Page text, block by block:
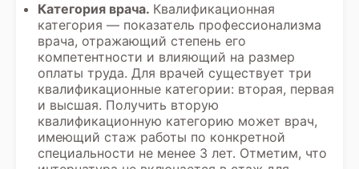
Категория врача. Квалификационная
категория — показатель профессионализма
врача, отражающий степень его
компетентности и влияющий на размер
оплаты труда. Для врачей существует три
квалификационные категории: вторая, первая
и высшая. Получить вторую
квалификационную категорию может врач,
имеющий стаж работы по конкретной
специальности не менее 3 лет. Отметим, что